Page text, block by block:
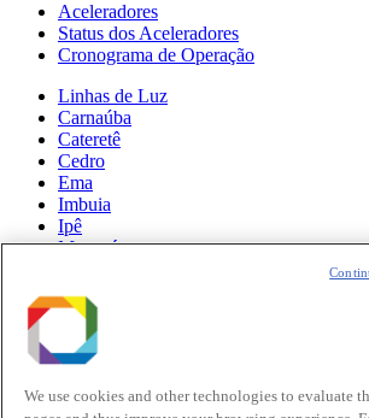
Aceleradores
Status dos Aceleradores
Cronograma de Operação
Linhas de Luz
Carnaúba
Cateretê
Cedro
Ema
Imbuia
Ipê
Manacá
Paineira
Sabiá
Notícias
Ciência
We use cookies and other technologies to evaluate